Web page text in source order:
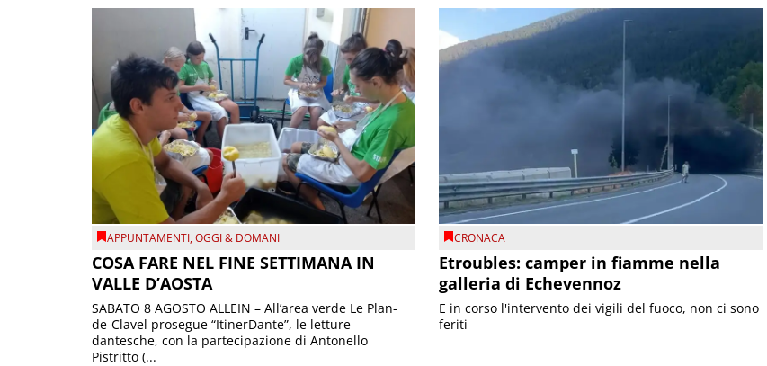
APPUNTAMENTI,OGGI & DOMANI
COSA FARE NEL FINE SETTIMANA IN
VALLE D’AOSTA
SABATO 8 AGOSTO ALLEIN – All’area verde Le Plan-
de-Clavel prosegue “ItinerDante”, le letture
dantesche, con la partecipazione di Antonello
Pistritto (...
CRONACA
Etroubles: camper in fiamme nella
galleria di Echevennoz
E in corso l'intervento dei vigili del fuoco, non ci sono
feriti